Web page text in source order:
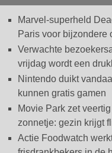
Marvel-superheld
Paris voor bijzondere
Verwachte
vrijdag wordt een
Nintendo duikt
kunnen gratis gamen
Movie Park zet
zonnetje: gezin krijgt
Actie Foodwatch